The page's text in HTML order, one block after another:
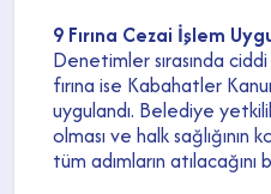
9 Fırına Cezai İşlem
Denetimler sırasında
fırına ise Kabahatler
uygulandı. Belediye
olması ve halk sağlığının
tüm adımların